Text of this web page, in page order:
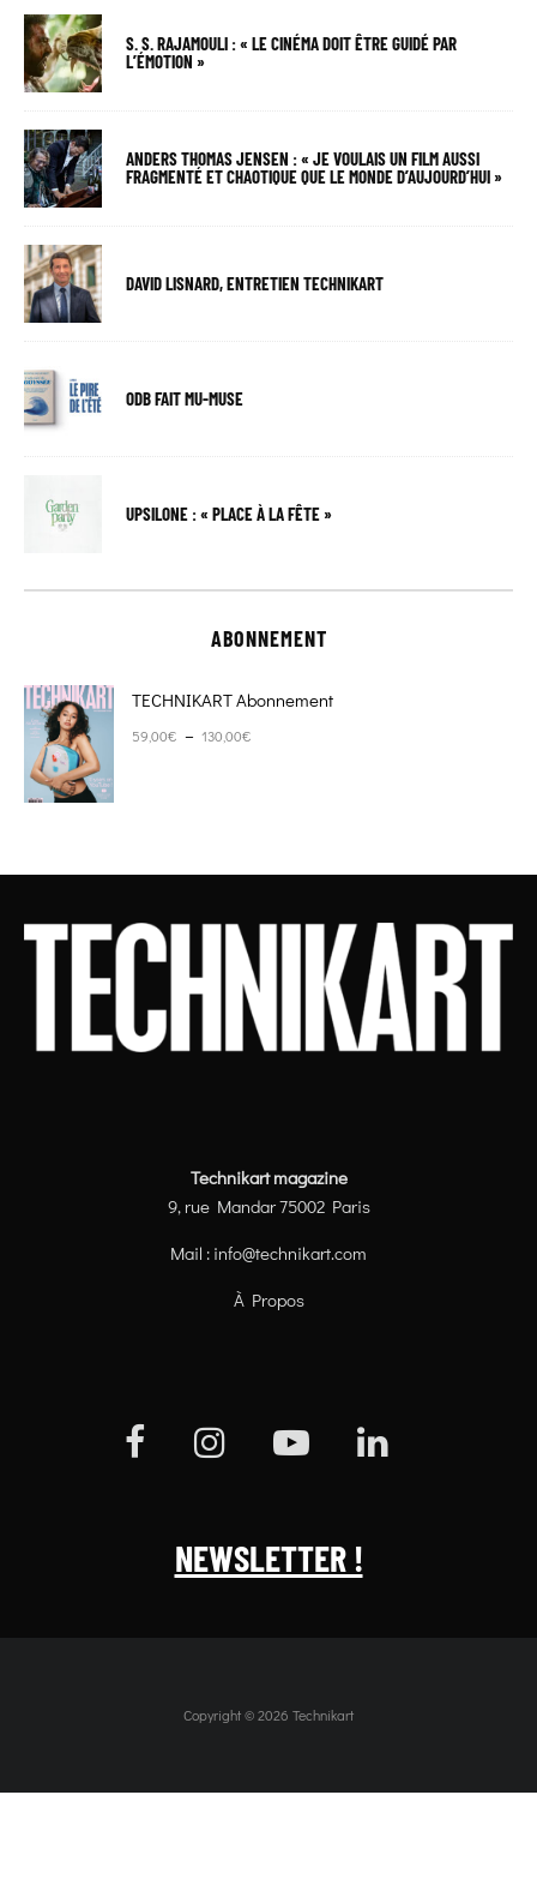
S. S. RAJAMOULI : « LE CINÉMA DOIT ÊTRE GUIDÉ PAR
L’ÉMOTION »
ANDERS THOMAS JENSEN : « JE VOULAIS UN FILM AUSSI
FRAGMENTÉ ET CHAOTIQUE QUE LE MONDE D’AUJOURD’HUI »
DAVID LISNARD, ENTRETIEN TECHNIKART
ODB FAIT MU-MUSE
UPSILONE : « PLACE À LA FÊTE »
ABONNEMENT
TECHNIKART Abonnement
59,00€ – 130,00€
Technikart magazine
9, rue Mandar 75002 Paris
Mail : info@technikart.com
À Propos
NEWSLETTER !
Copyright © 2026 Technikart